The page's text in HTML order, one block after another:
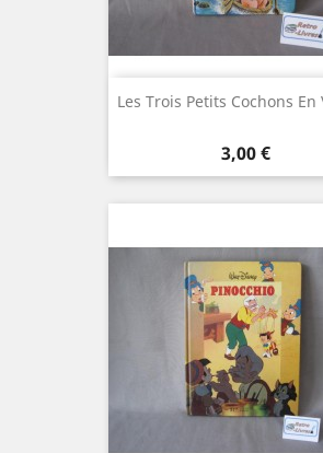
Les Trois Petits Cochons En
Prix
3,00 €